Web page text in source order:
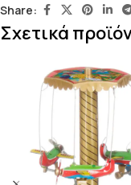
Share:
Σχετικά